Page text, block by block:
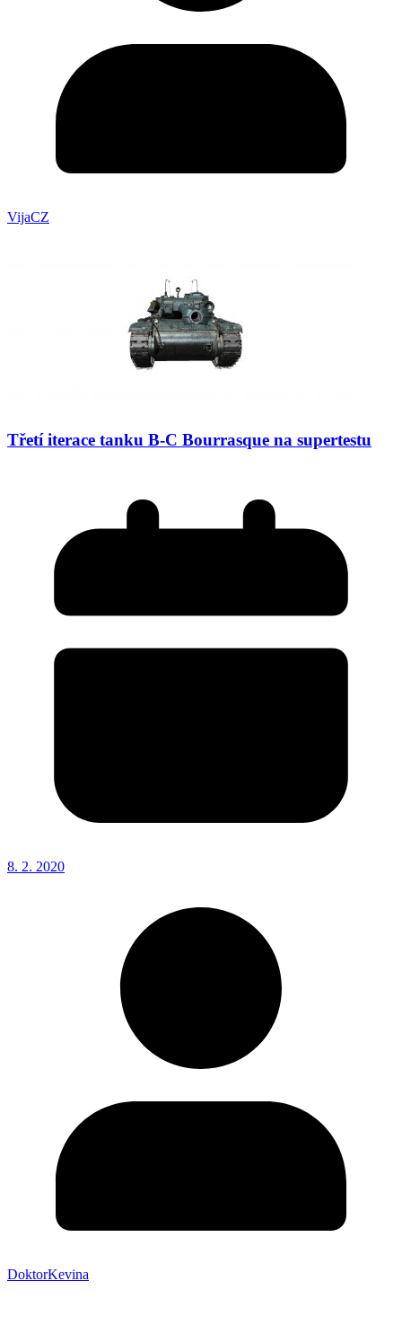
VijaCZ
Třetí iterace tanku B-C Bourrasque na supertestu
8. 2. 2020
DoktorKevina